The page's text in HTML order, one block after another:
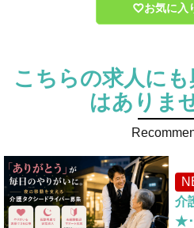
お気に入
こちらの求人に
はありま
介
★･